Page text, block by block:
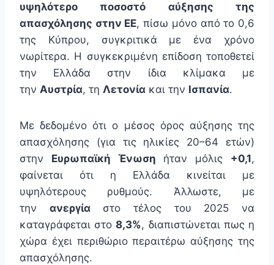
υψηλότερο ποσοστό αύξησης της
απασχόλησης στην ΕΕ, πίσω μόνο από το 0,6
της Κύπρου, συγκριτικά με ένα χρόνο
νωρίτερα. Η συγκεκριμένη επίδοση τοποθετεί
την Ελλάδα στην ίδια κλίμακα με
την Αυστρία, τη Λετονία και την Ισπανία.
Με δεδομένο ότι ο μέσος όρος αύξησης της
απασχόλησης (για τις ηλικίες 20–64 ετών)
στην Ευρωπαϊκή Ένωση ήταν μόλις +0,1,
φαίνεται ότι η Ελλάδα κινείται με
υψηλότερους ρυθμούς. Άλλωστε, με
την ανεργίαστο τέλος του 2025 να
καταγράφεται στο8,3%, διαπιστώνεται πως η
χώρα έχει περιθώριο περαιτέρω αύξησης της
απασχόλησης.